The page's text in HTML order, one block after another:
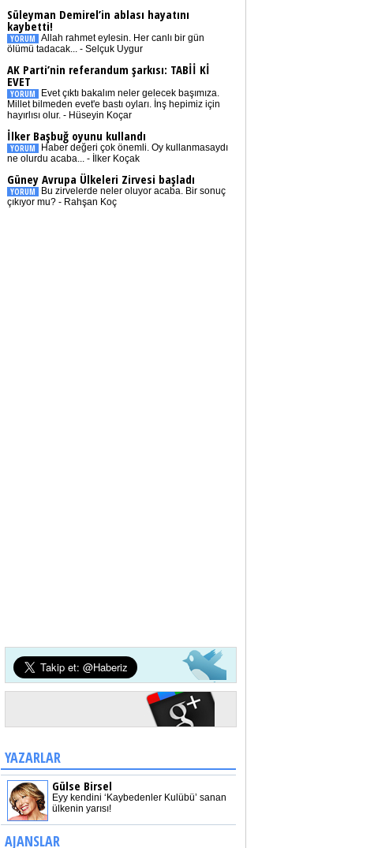
Süleyman Demirel’in ablası hayatını
kaybetti!
YORUM Allah rahmet eylesin. Her canlı bir gün
ölümü tadacak... - Selçuk Uygur
AK Parti’nin referandum şarkısı: TABİİ Kİ
EVET
YORUM
Evet çıktı bakalım neler gelecek başımıza.
Millet bilmeden evet'e bastı oyları. İnş hepimiz için
hayırlısı olur. - Hüseyin Koçar
İlker Başbuğ oyunu kullandı
YORUM
Haber değeri çok önemli. Oy kullanmasaydı
ne olurdu acaba... - İlker Koçak
Güney Avrupa Ülkeleri Zirvesi başladı
YORUM
Bu zirvelerde neler oluyor acaba. Bir sonuç
çıkıyor mu? - Rahşan Koç
YAZARLAR
Gülse Birsel
Eyy kendini ‘Kaybedenler Kulübü’ sanan
ülkenin yarısı!
AJANSLAR